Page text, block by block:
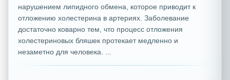
нарушением липидного обмена, которое приводит к
отложению холестерина в артериях. Заболевание
достаточно коварно тем, что процесс отложения
холестериновых бляшек протекает медленно и
незаметно для человека. ...